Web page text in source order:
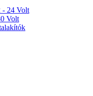
- 24 Volt
Volt